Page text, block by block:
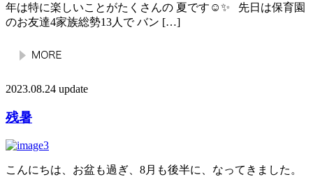
年は特に楽しいことがたくさんの 夏です☺️✨ 先日は保育園
のお友達4家族総勢13人で バン […]
2023.08.24 update
残暑
こんにちは、お盆も過ぎ、8月も後半に、なってきました。